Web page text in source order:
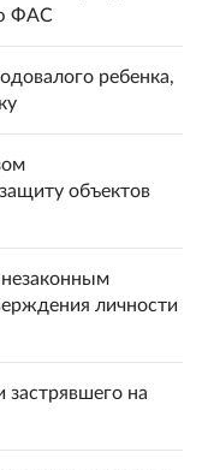
ФАС
ребенка,
объектов
личности
застрявшего на